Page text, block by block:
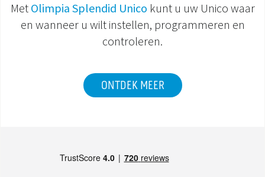
Met Olimpia Splendid Unico kunt u uw Unico waar
en wanneer u wilt instellen, programmeren en
controleren.
ONTDEK MEER